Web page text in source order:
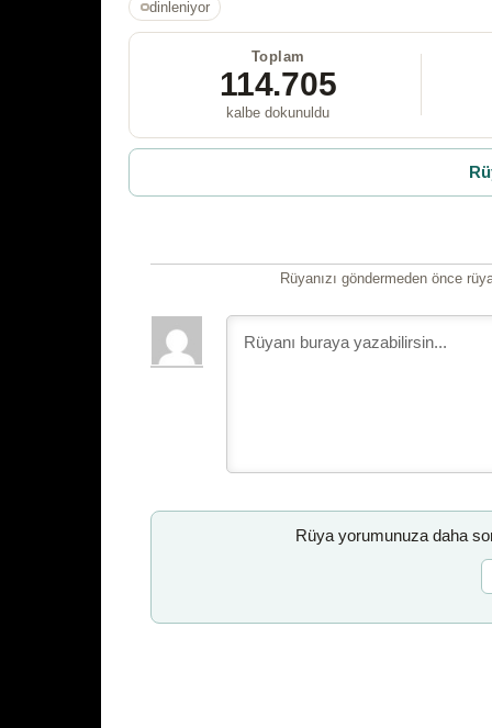
dinleniyor
Toplam
114.705
kalbe dokunuldu
Rüyanızı göndermeden önce
Rüya yorumunuza daha